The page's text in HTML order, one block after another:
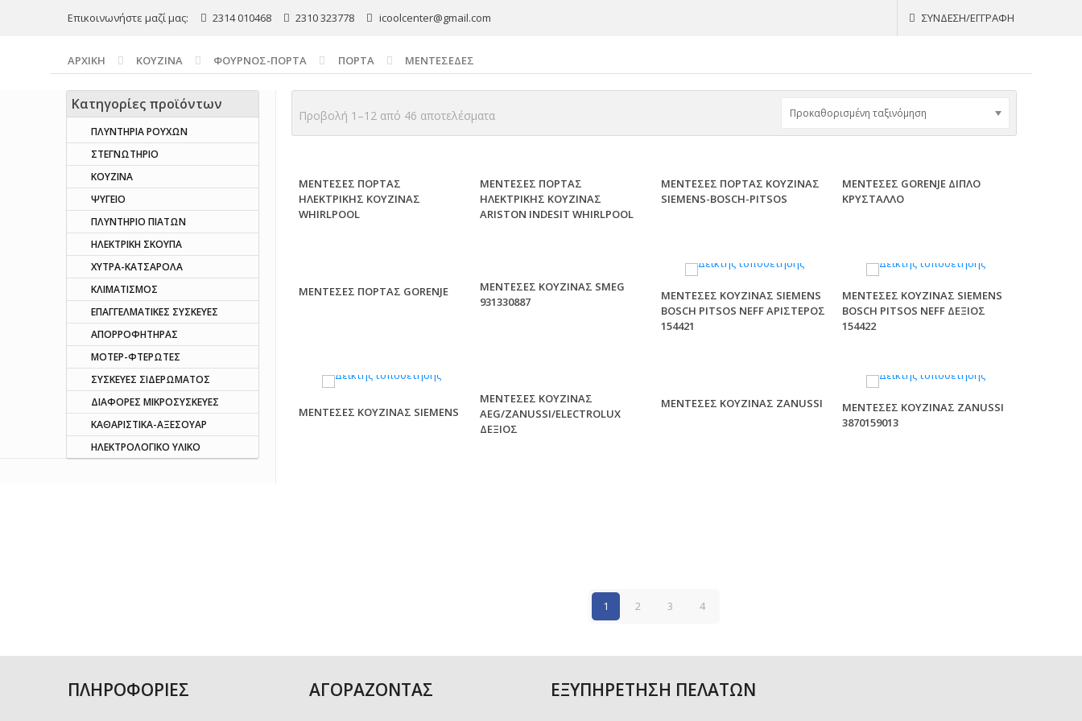
Επικοινωνήστε μαζί μας: 2314 010468 2310 323778 icoolcenter@gmail.com ΣΥΝΔΕΣΗ/ΕΓΓΡΑΦΗ
ΑΡΧΙΚΉ ΚΟΥΖΙΝΑ ΦΟΥΡΝΟΣ-ΠΟΡΤΑ ΠΟΡΤΑ ΜΕΝΤΕΣΕΔΕΣ
Προβολή 1–12 από 46 αποτελέσματα
ΜΕΝΤΕΣΕΣ ΠΟΡΤΑΣ
ΗΛΕΚΤΡΙΚΗΣ ΚΟΥΖΙΝΑΣ
WHIRLPOOL
ΜΕΝΤΕΣΕΣ ΠΟΡΤΑΣ
ΗΛΕΚΤΡΙΚΗΣ ΚΟΥΖΙΝΑΣ
ARISTON INDESIT WHIRLPOOL
ΜΕΝΤΕΣΕΣ ΠΟΡΤΑΣ ΚΟΥΖΙΝΑΣ
SIEMENS-BOSCH-PITSOS
ΜΕΝΤΕΣΕΣ GORENJE ΔΙΠΛΟ
ΚΡΥΣΤΑΛΛΟ
ΜΕΝΤΕΣΕΣ ΠΟΡΤΑΣ GORENJE
ΜΕΝΤΕΣΕΣ ΚΟΥΖΙΝΑΣ SMEG
931330887
ΜΕΝΤΕΣΕΣ ΚΟΥΖΙΝΑΣ SIEMENS
BOSCH PITSOS NEFF ΑΡΙΣΤΕΡΟΣ
154421
ΜΕΝΤΕΣΕΣ ΚΟΥΖΙΝΑΣ SIEMENS
BOSCH PITSOS NEFF ΔΕΞΙΟΣ
154422
ΜΕΝΤΕΣΕΣ ΚΟΥΖΙΝΑΣ SIEMENS
ΜΕΝΤΕΣΕΣ ΚΟΥΖΙΝΑΣ
AEG/ZANUSSI/ELECTROLUX
ΔΕΞΙΟΣ
ΜΕΝΤΕΣΕΣ ΚΟΥΖΙΝΑΣ ZANUSSI
ΜΕΝΤΕΣΕΣ ΚΟΥΖΙΝΑΣ ZANUSSI
3870159013
1 2 3 4
Κατηγορίες προϊόντων
ΠΛΥΝΤΗΡΙΑ ΡΟΥΧΩΝ
ΣΤΕΓΝΩΤΗΡΙΟ
ΚΟΥΖΙΝΑ
ΨΥΓΕΙΟ
ΠΛΥΝΤΗΡΙΟ ΠΙΑΤΩΝ
ΗΛΕΚΤΡΙΚΗ ΣΚΟΥΠΑ
ΧΥΤΡΑ-ΚΑΤΣΑΡΟΛΑ
ΚΛΙΜΑΤΙΣΜΟΣ
ΕΠΑΓΓΕΛΜΑΤΙΚΕΣ ΣΥΣΚΕΥΕΣ
ΑΠΟΡΡΟΦΗΤΗΡΑΣ
ΜΟΤΕΡ-ΦΤΕΡΩΤΕΣ
ΣΥΣΚΕΥΕΣ ΣΙΔΕΡΩΜΑΤΟΣ
ΔΙΑΦΟΡΕΣ ΜΙΚΡΟΣΥΣΚΕΥΕΣ
ΚΑΘΑΡΙΣΤΙΚΑ-ΑΞΕΣΟΥΑΡ
ΗΛΕΚΤΡΟΛΟΓΙΚΟ ΥΛΙΚΟ
ΠΛΗΡΟΦΟΡΙΕΣ ΑΓΟΡΑΖΟΝΤΑΣ ΕΞΥΠΗΡΕΤΗΣΗ ΠΕΛΑΤΩΝ